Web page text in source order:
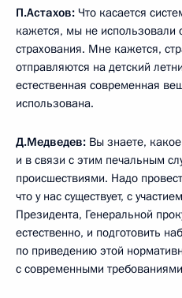
П.Астахов: Что касается
кажется, мы не использовали
страхования. Мне кажется,
отправляются на детский
естественная современная
использована.
Д.Медведев: Вы знаете,
и в связи с этим печальным
происшествиями. Надо
что у нас существует, с
Президента, Генеральной
естественно, и подготовить
по приведению этой
с современными